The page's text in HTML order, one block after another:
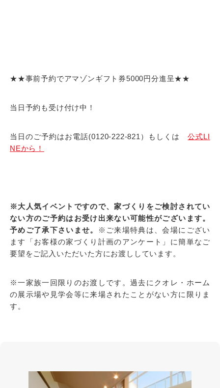
★★事前予約でアマゾンギフト券5000円分進呈★★
当日予約も受け付け中！
当日のご予約はお電話(0120-222-821）もしくは公式LI
NEから！
※大人気イベントですので、家づくりをご検討されてい
ない方のご予約はお受け出来ない可能性がございます。
予めご了承下さいませ。
※ご来場特典は、会場にござい
ます「お客様の家づくり計画のアンケート」に簡単なご
要望をご記入いただいた方にお渡ししています。
※一家族一回限りのお渡しです。過去にクオレ・ホーム
の展示場や見学会等に来場されたことがない方に限りま
す。